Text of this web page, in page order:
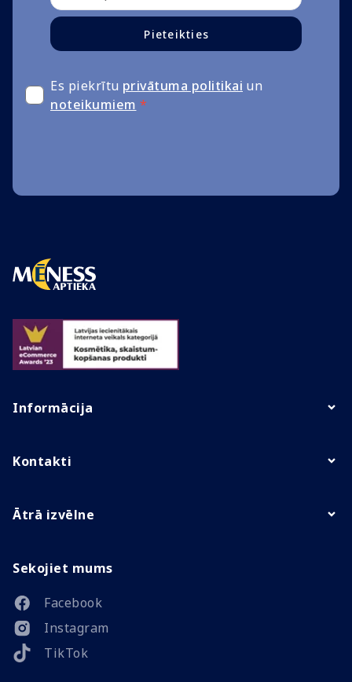
Pieteikties
Es piekrītu privātuma politikai un
noteikumiem *
Informācija
Kontakti
Ātrā izvēlne
Sekojiet mums
Facebook
Instagram
TikTok